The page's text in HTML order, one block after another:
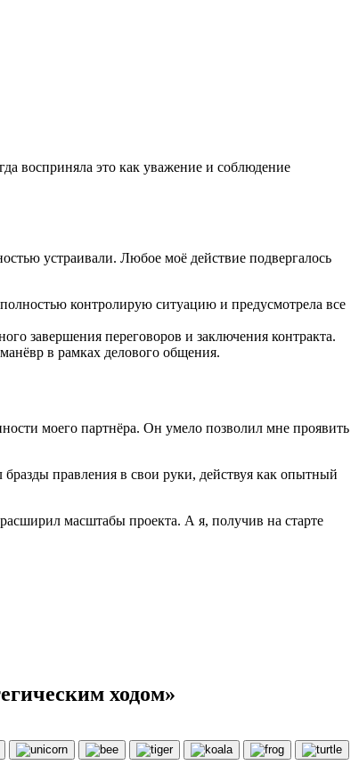
восприняла это как уважение и соблюдение
устраивали. Любое моё действие подвергалось
контролирую ситуацию и предусмотрела все
завершения переговоров и заключения контракта.
в рамках делового общения.
моего партнёра. Он умело позволил мне проявить
правления в свои руки, действуя как опытный
масштабы проекта. А я, получив на старте
ходом»